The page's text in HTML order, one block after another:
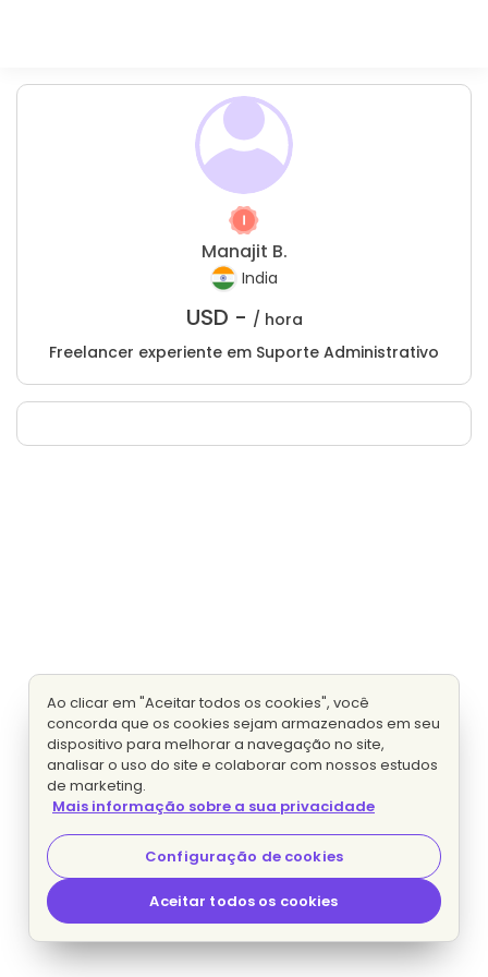
Manajit B.
India
USD - / hora
Freelancer experiente em Suporte Administrativo
Ao clicar em "Aceitar todos os cookies", você
concorda que os cookies sejam armazenados em seu
dispositivo para melhorar a navegação no site,
analisar o uso do site e colaborar com nossos estudos
de marketing.
Mais informação sobre a sua privacidade
Configuração de cookies
Aceitar todos os cookies